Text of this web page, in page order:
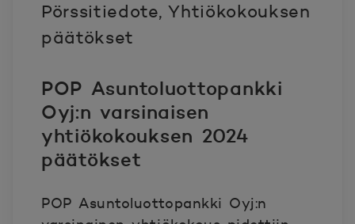
Pörssitiedote, Yhtiökokouksen
päätökset
POP Asuntoluottopankki
Oyj:n varsinaisen
yhtiökokouksen 2024
päätökset
POP Asuntoluottopankki Oyj:n